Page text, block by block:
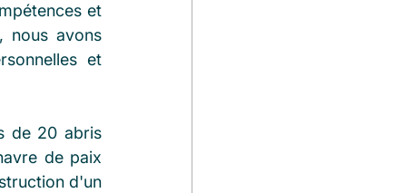
et
nous avons
et
de 20 abris
de paix
d'un